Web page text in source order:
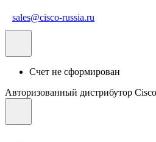
sales@cisco-russia.ru
Счет не сформирован
Авторизованный дистрибутор